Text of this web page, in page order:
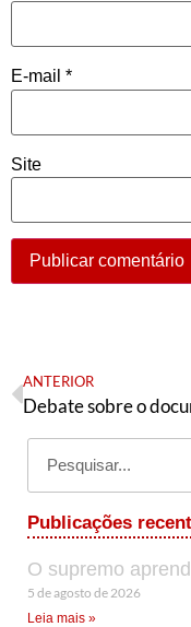
E-mail *
Site
ANTERIOR
Publicações
O supremo
5 de agosto de 2026
Leia mais »